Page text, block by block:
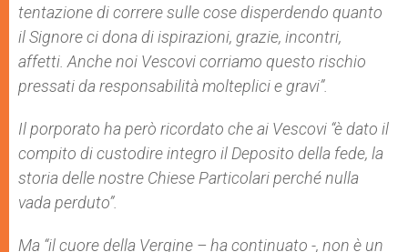
tentazione di correre sulle cose disperdendo quanto
il Signore ci dona di ispirazioni, grazie, incontri,
affetti. Anche noi Vescovi corriamo questo rischio
pressati da responsabilità molteplici e gravi”.
Il porporato ha però ricordato che ai Vescovi “è dato il
compito di custodire integro il Deposito della fede, la
storia delle nostre Chiese Particolari perché nulla
vada perduto”.
Ma “il cuore della Vergine – ha continuato -, non è un